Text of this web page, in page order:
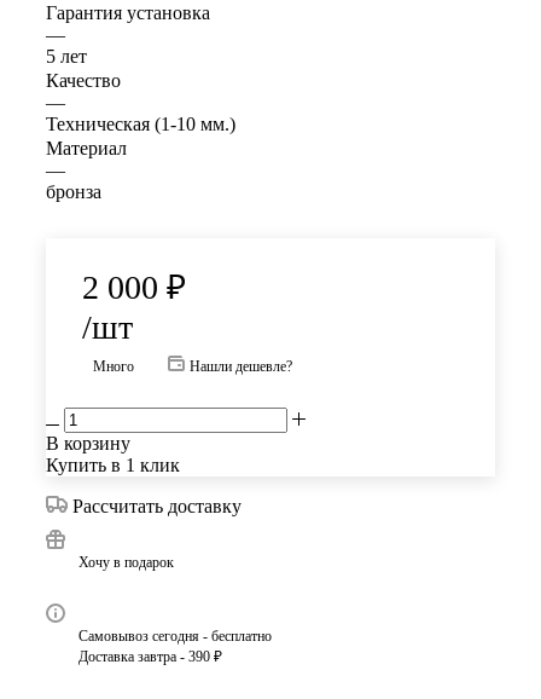
Гарантия установка
—
5 лет
Качество
—
Техническая (1-10 мм.)
Материал
—
бронза
2 000 ₽
/шт
Много Нашли дешевле?
В корзину
Купить в 1 клик
Рассчитать доставку
Хочу в подарок
Самовывоз сегодня - бесплатно
Доставка завтра - 390 ₽